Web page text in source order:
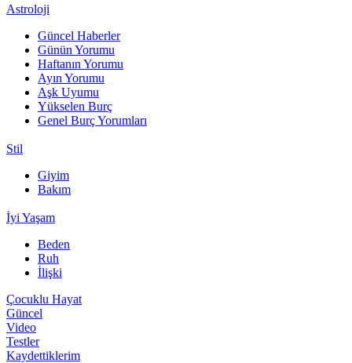
Astroloji
Güncel Haberler
Günün Yorumu
Haftanın Yorumu
Ayın Yorumu
Aşk Uyumu
Yükselen Burç
Genel Burç Yorumları
Stil
Giyim
Bakım
İyi Yaşam
Beden
Ruh
İlişki
Çocuklu Hayat
Güncel
Video
Testler
Kaydettiklerim